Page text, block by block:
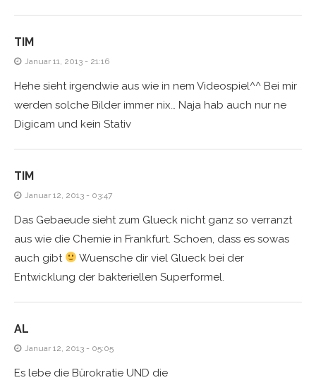
TIM
Januar 11, 2013 - 21:16
Hehe sieht irgendwie aus wie in nem Videospiel^^ Bei mir
werden solche Bilder immer nix… Naja hab auch nur ne
Digicam und kein Stativ
TIM
Januar 12, 2013 - 03:47
Das Gebaeude sieht zum Glueck nicht ganz so verranzt
aus wie die Chemie in Frankfurt. Schoen, dass es sowas
auch gibt
Wuensche dir viel Glueck bei der
Entwicklung der bakteriellen Superformel.
AL
Januar 12, 2013 - 05:05
Es lebe die Bürokratie UND die